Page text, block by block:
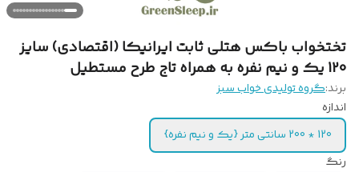
تختخواب باکس هتلی ثابت ایرانیکا (اقتصادی) سایز
120 یک و نیم نفره به همراه تاج طرح مستطیل
برند:گروه تولیدی خواب سبز
اندازه
120 * 200 سانتی متر {یک و نیم نفره}
رنگ